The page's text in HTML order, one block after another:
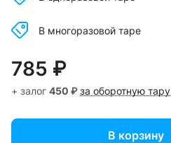
В многоразовой таре
785 ₽
+ залог 450 ₽ за оборотную тару
В корзину